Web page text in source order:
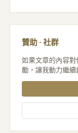
贊助 · 社群
如果文章的內容
勵，讓我動力繼續